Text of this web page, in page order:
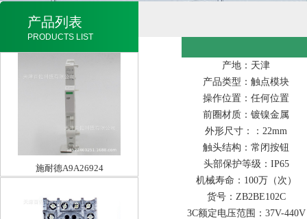
产品列表
PRODUCTS LIST
施耐德A9A26924
产地：天津
产品类型：触点模块
操作位置：任何位置
前圈材质：镀镍金属
外形尺寸：：22mm
触头结构：常闭按钮
头部保护等级：IP65
机械寿命：100万（次）
货号：ZB2BE102C
3C额定电压范围：37V-440V